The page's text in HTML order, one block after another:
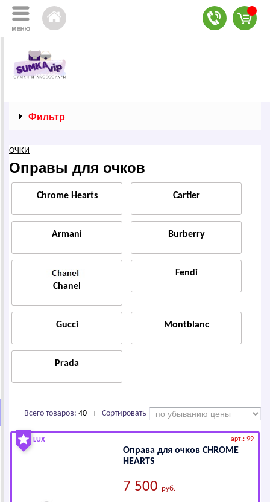
Фильтр
ОЧКИ
Оправы для очков
Сhrоmе Неаrts Саrtier
Armani Вurbеrrу
Сhаnеl
Fendi
Guссi Montblanc
Рrаdа
Всего товаров: 40 Сортировать
LUX арт.: 99
Оправа для очков СНRОМЕ
НЕАRТS
7 500 руб.